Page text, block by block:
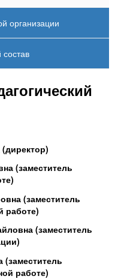
организации
состав
(заместитель
(заместитель
работе)
(заместитель
работе)